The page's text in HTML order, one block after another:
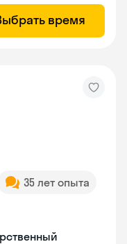
время
35 лет опыта